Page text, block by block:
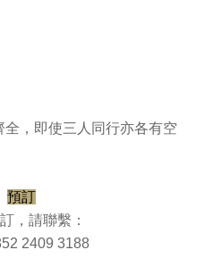
，即使三人同行亦各有空
預訂
，請聯繫：
2409 3188